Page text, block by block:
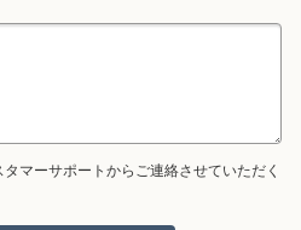
マーサポートからご連絡させていただく